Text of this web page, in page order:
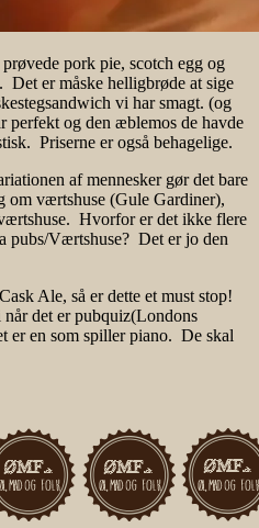
pork pie, scotch egg og
er måske helligbrøde at sige
vi har smagt. (og
perfekt og den æblemos de havde
Priserne er også behagelige.
af mennesker gør det bare
om værtshuse (Gule Gardiner),
Hvorfor er det ikke flere
pubs/Værtshuse? Det er jo den
Ale, så er dette et must stop!
det er pubquiz(Londons
er en som spiller piano. De skal